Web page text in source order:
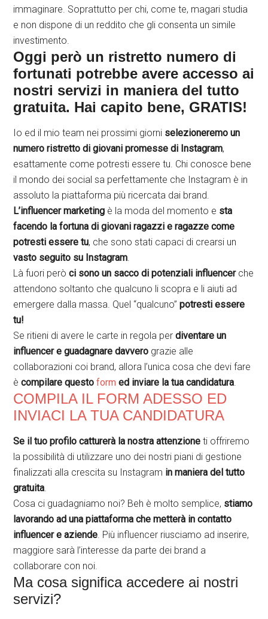
immaginare. Soprattutto per chi, come te, magari studia
e non dispone di un reddito che gli consenta un simile
investimento.
Oggi però un ristretto numero di
fortunati potrebbe avere accesso ai
nostri servizi in maniera del tutto
gratuita. Hai capito bene, GRATIS!
Io ed il mio team nei prossimi giorni selezioneremo un
numero ristretto di giovani promesse di Instagram,
esattamente come potresti essere tu. Chi conosce bene
il mondo dei social sa perfettamente che Instagram è in
assoluto la piattaforma più ricercata dai brand.
L’influencer marketing è la moda del momento e sta
facendo la fortuna di giovani ragazzi e ragazze come
potresti essere tu, che sono stati capaci di crearsi un
vasto seguito su Instagram.
Là fuori peròci sono un sacco di potenziali influencerche
attendono soltanto che qualcuno li scopra e li aiuti ad
emergere dalla massa. Quel “qualcuno” potresti essere
tu!
Se ritieni di avere le carte in regola perdiventare un
influencer e guadagnare davvero grazie alle
collaborazioni coi brand, allora l’unica cosa che devi fare
ècompilare questoformed inviare la tua candidatura.
COMPILA IL FORM ADESSO ED
INVIACI LA TUA CANDIDATURA
Se il tuo profilo catturerà la nostra attenzione ti offriremo
la possibilità di utilizzare uno dei nostri piani di gestione
finalizzati alla crescita su Instagram in maniera del tutto
gratuita.
Cosa ci guadagniamo noi? Beh è molto semplice, stiamo
lavorando ad una piattaforma che metterà in contatto
influencer e aziende. Più influencer riusciamo ad inserire,
maggiore sarà l’interesse da parte dei brand a
collaborare con noi.
Ma cosa significa accedere ai nostri
servizi?